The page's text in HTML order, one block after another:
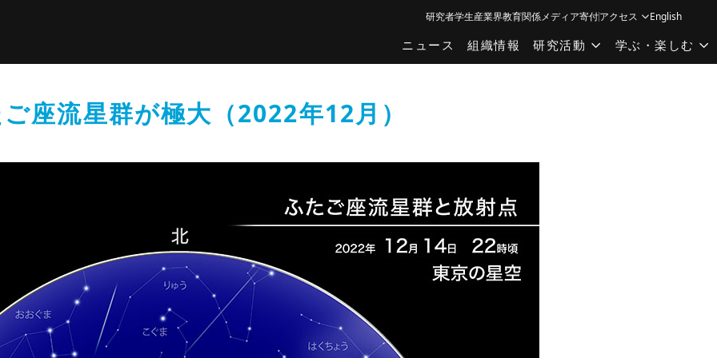
ニュース 組織情報 研究活動 学ぶ・楽しむ
研究者学生産業界教育関係メディア寄付アクセス English
座流星群が極大（2022年12月）